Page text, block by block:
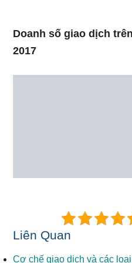
Doanh ѕố giao dịch
2017
Liên Quan
Cơ chế giao dịch và các